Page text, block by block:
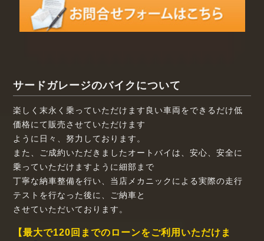
サードガレージのバイクについて
楽しく末永く乗っていただけます良い車両をできるだけ低
価格にて販売させていただけます
ように日々、努力しております。
また、ご成約いただきましたオートバイは、安心、安全に
乗っていただけますように細部まで
丁寧な納車整備を行い、当店メカニックによる実際の走行
テストを行なった後に、ご納車と
させていただいております。
【最大で120回までのローンをご利用いただけま